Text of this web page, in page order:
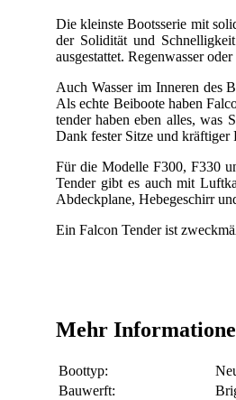
Die kleinste Bootsserie mit
der Solidität und
ausgestattet. Regenwasser
Auch Wasser im Inneren des
Als echte Beiboote haben
tender haben eben alles, was
Dank fester Sitze und kräftiger
Für die Modelle F300, F330
Tender gibt es auch mit
Abdeckplane, Hebegeschirr
Ein Falcon Tender ist
Mehr
Boottyp:
Bauwerft: